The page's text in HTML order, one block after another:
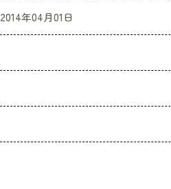
2014年04月01日